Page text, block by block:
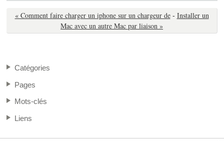
« Comment faire charger un iphone sur un chargeur de - Installer un
Mac avec un autre Mac par liaison »
Catégories
Pages
Mots-clés
Liens